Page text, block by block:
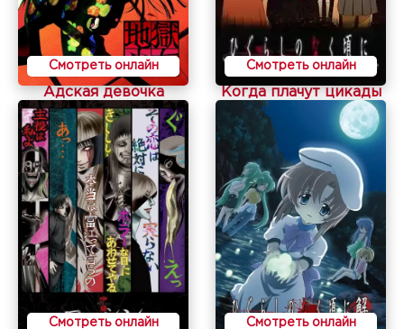
Смотреть онлайн
Адская девочка
Смотреть онлайн
Когда плачут цикады
Смотреть онлайн Смотреть онлайн